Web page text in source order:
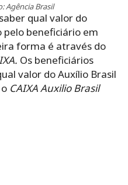
Agência Brasil
qual valor do
pelo beneficiário em
forma é através do
Os beneficiários
valor do Auxílio Brasil
CAIXA Auxilio Brasil